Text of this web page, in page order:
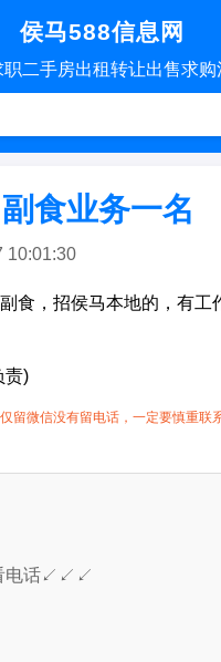
侯马588信息网
职二手房出租转让出售求购
食业务一名
10:01:30
食，招侯马本地的，有
责)
留微信没有留电话，一定要慎重联
电话↙↙↙